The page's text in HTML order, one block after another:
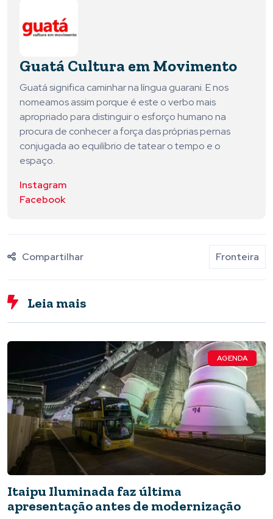
Guatá Cultura em Movimento
Guatá significa caminhar na língua guarani. E nos
nomeamos assim porque é este o verbo mais
apropriado para distinguir o esforço humano na
procura de conhecer a força das próprias pernas
conjugada ao equilíbrio de tatear o tempo e o
espaço.
Instagram
Facebook
Compartilhar Fronteira
Leia mais
AGENDA
Itaipu Iluminada faz última
apresentação antes de modernização